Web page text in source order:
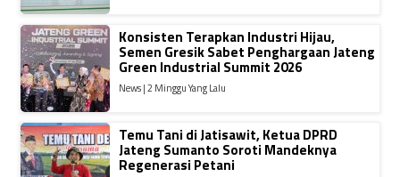
Konsisten Terapkan Industri Hijau,
Semen Gresik Sabet Penghargaan Jateng
Green Industrial Summit 2026
News | 2 Minggu Yang Lalu
Temu Tani di Jatisawit, Ketua DPRD
Jateng Sumanto Soroti Mandeknya
Regenerasi Petani